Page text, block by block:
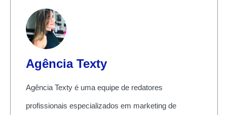
Agência Texty
Agência Texty é uma equipe de redatores
profissionais especializados em marketing de